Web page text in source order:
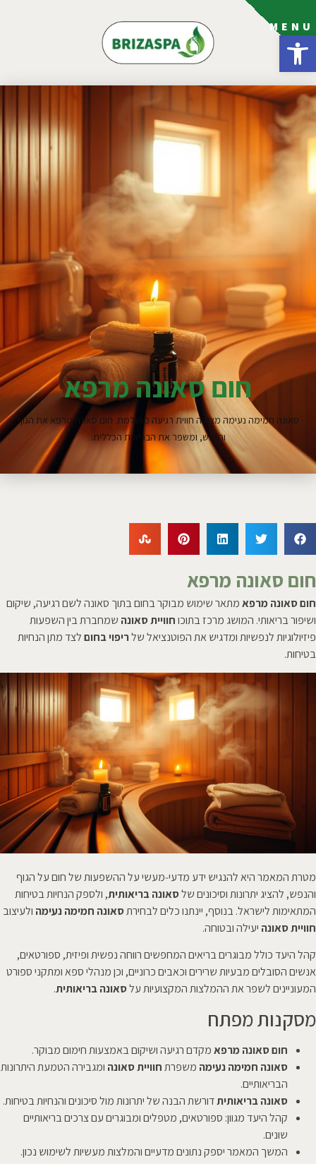
פתח סרגל נגישות
MENU
חום סאונה מרפא
סאונה חמימה נעימה מציעה חווית רגיעה מושלמת. חום סאונה מרפא את הגוף
והנפש, ומשפר את הבריאות הכללית.
חום סאונה מרפא
חום סאונה מרפאמתאר שימוש מבוקר בחום בתוך סאונה לשם רגיעה, שיקום
ושיפור בריאותי. המושג מרכז בתוכוחוויית סאונה שמחברת בין השפעות
פיזיולוגיות לנפשיות ומדגיש את הפוטנציאל שלריפוי בחוםלצד מתן הנחיות
בטיחות.
מטרת המאמר היא להנגיש ידע מדעי‑מעשי על ההשפעות של חום על הגוף
והנפש, להציג יתרונות וסיכונים שלסאונה בריאותית, ולספק הנחיות בטיחות
המתאימות לישראל. בנוסף, יינתנו כלים לבחירתסאונה חמימה נעימה ולעיצוב
חוויית סאונה יעילה ובטוחה.
קהל היעד כולל מבוגרים בריאים המחפשים רווחה נפשית ופיזית, ספורטאים,
אנשים הסובלים מבעיות שרירים וכאבים כרוניים, וכן מנהלי ספא ומתקני ספורט
המעוניינים לשפר את ההמלצות המקצועיות עלסאונה בריאותית.
מסקנות מפתח
חום סאונה מרפאמקדם רגיעה ושיקום באמצעות חימום מבוקר.
סאונה חמימה נעימה משפרתחוויית סאונה ומגבירה הטמעת היתרונות
הבריאותיים.
סאונה בריאותיתדורשת הבנה של יתרונות מול סיכונים והנחיות בטיחות.
קהל היעד מגוון: ספורטאים, מטפלים ומבוגרים עם צרכים בריאותיים
שונים.
המשך המאמר יספק נתונים מדעיים והמלצות מעשיות לשימוש נכון.